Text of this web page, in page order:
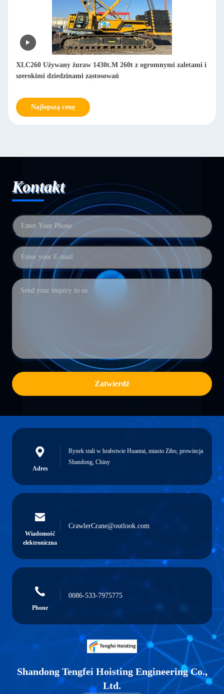
XLC260 Używany żuraw 1430t.M 260t z ogromnymi zaletami i
szerokimi dziedzinami zastosowań
Najlepszą cenę
Kontakt
Zatwierdź
Adres
Rynek stali w hrabstwie Huantai, miasto Zibo, prowincja
Shandong, Chiny
Wiadomość
elektroniczna
CrawlerCrane@outlook.com
Phone
0086-533-7975775
Shandong Tengfei Hoisting Engineering Co.,
Ltd.